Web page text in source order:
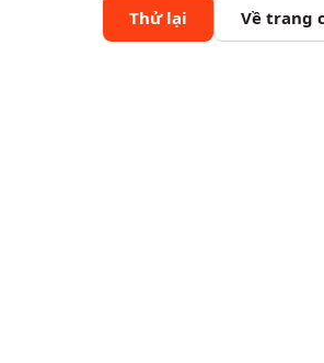
Thử lại Về trang